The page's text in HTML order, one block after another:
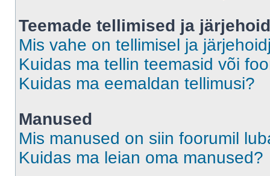
Teemade tellimised ja
Mis vahe on tellimisel ja
Kuidas ma tellin teemasid või
Kuidas ma eemaldan tellimusi?
Manused
Mis manused on siin foorumil
Kuidas ma leian oma manused?